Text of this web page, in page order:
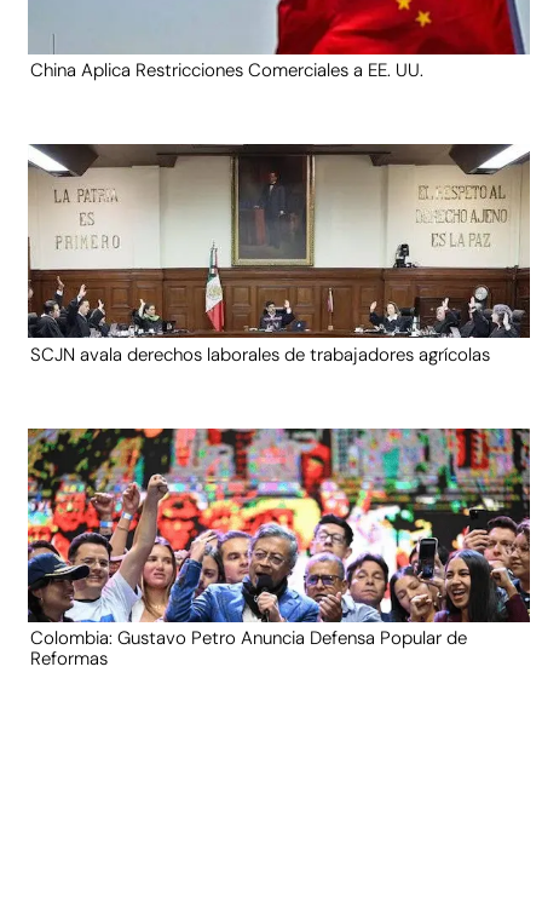
China Aplica Restricciones Comerciales a EE. UU.
SCJN avala derechos laborales de trabajadores agrícolas
Colombia: Gustavo Petro Anuncia Defensa Popular de
Reformas